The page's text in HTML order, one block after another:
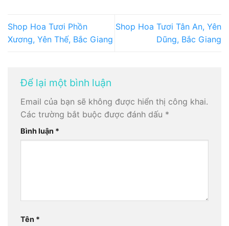
Shop Hoa Tươi Phồn
Xương, Yên Thế, Bắc Giang
Shop Hoa Tươi Tân An, Yên
Dũng, Bắc Giang
Để lại một bình luận
Email của bạn sẽ không được hiển thị công khai.
Các trường bắt buộc được đánh dấu *
Bình luận *
Tên *